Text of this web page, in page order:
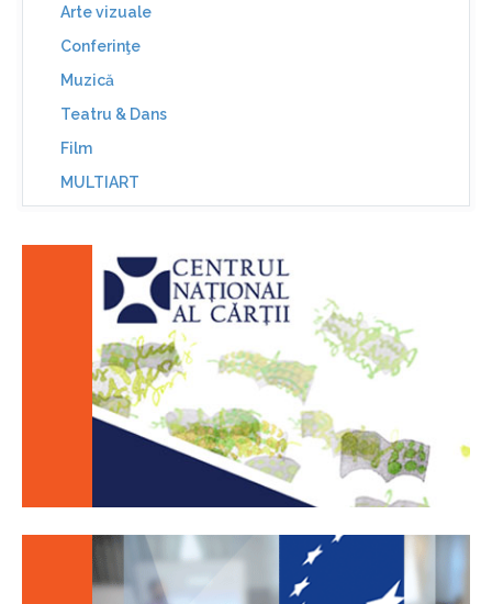
Arte vizuale
Conferinţe
Muzică
Teatru & Dans
Film
MULTIART